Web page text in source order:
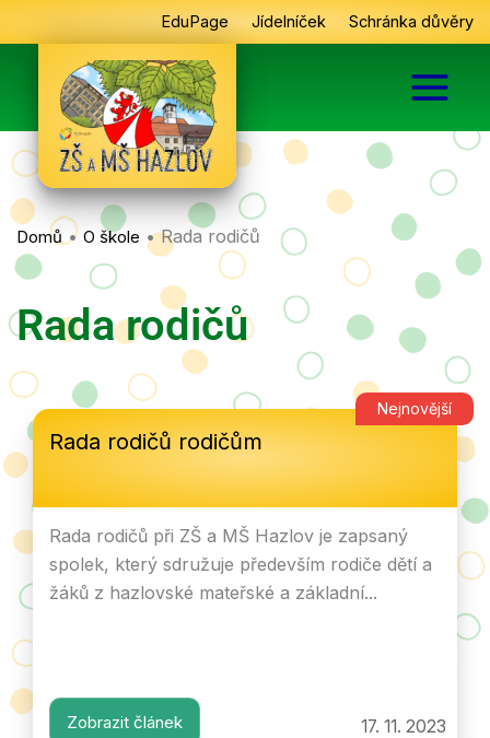
na
EduPage Jídelníček Schránka důvěry
Domů • O škole •Rada rodičů
Rada rodičů
Rada rodičů rodičům
17. 11. 2023
Rada rodičů při ZŠ a MŠ Hazlov je zapsaný
spolek, který sdružuje především rodiče dětí a
žáků z hazlovské mateřské a základní...
Zobrazit článek